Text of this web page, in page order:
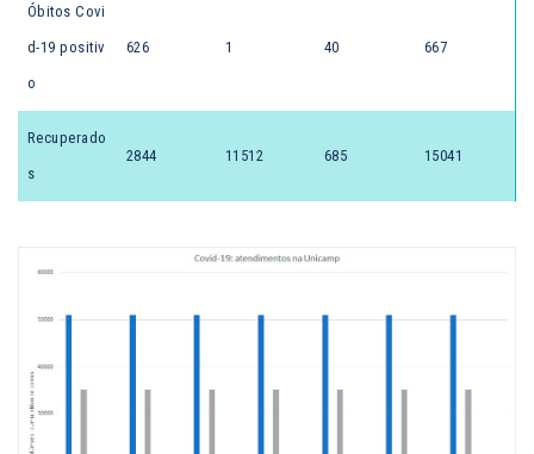
Óbitos Covi
d-19 positiv
o
626 1 40 667
Recuperado
s
2844 11512 685 15041